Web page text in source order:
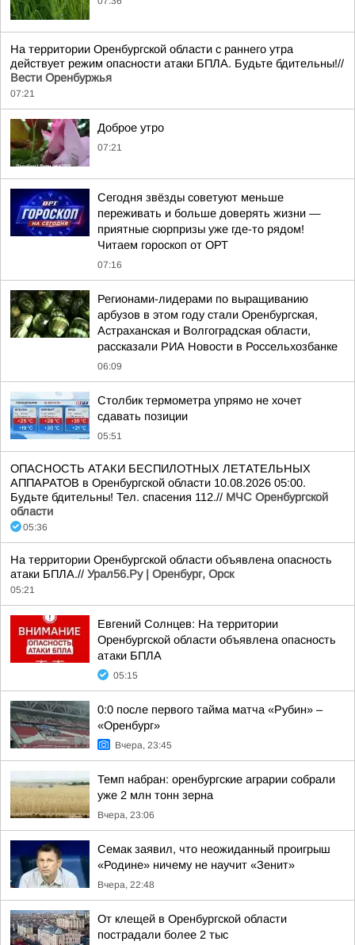
На территории Оренбургской области с раннего утра
действует режим опасности атаки БПЛА. Будьте бдительны!//
Вести Оренбуржья
07:21
Доброе утро
07:21
Сегодня звёзды советуют меньше
переживать и больше доверять жизни —
приятные сюрпризы уже где-то рядом!
Читаем гороскоп от ОРТ
07:16
Регионами-лидерами по выращиванию
арбузов в этом году стали Оренбургская,
Астраханская и Волгоградская области,
рассказали РИА Новости в Россельхозбанке
06:09
Столбик термометра упрямо не хочет
сдавать позиции
05:51
ОПАСНОСТЬ АТАКИ БЕСПИЛОТНЫХ ЛЕТАТЕЛЬНЫХ
АППАРАТОВ в Оренбургской области 10.08.2026 05:00.
Будьте бдительны! Тел. спасения 112.// МЧС Оренбургской
области
05:36
На территории Оренбургской области объявлена опасность
атаки БПЛА.// Урал56.Ру | Оренбург, Орск
05:21
Евгений Солнцев: На территории
Оренбургской области объявлена опасность
атаки БПЛА
05:15
0:0 после первого тайма матча «Рубин» –
«Оренбург»
Вчера, 23:45
Темп набран: оренбургские аграрии собрали
уже 2 млн тонн зерна
Вчера, 23:06
Семак заявил, что неожиданный проигрыш
«Родине» ничему не научит «Зенит»
Вчера, 22:48
От клещей в Оренбургской области
пострадали более 2 тыс